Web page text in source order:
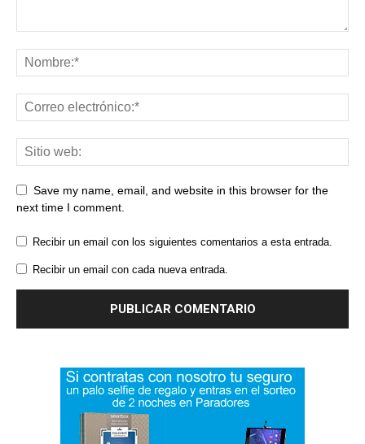
Save my name, email, and website in this browser for the
next time I comment.
Recibir un email con los siguientes comentarios a esta entrada.
Recibir un email con cada nueva entrada.